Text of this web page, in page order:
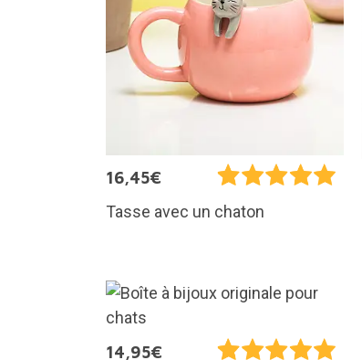
16,45€
Tasse avec un chaton
14,95€